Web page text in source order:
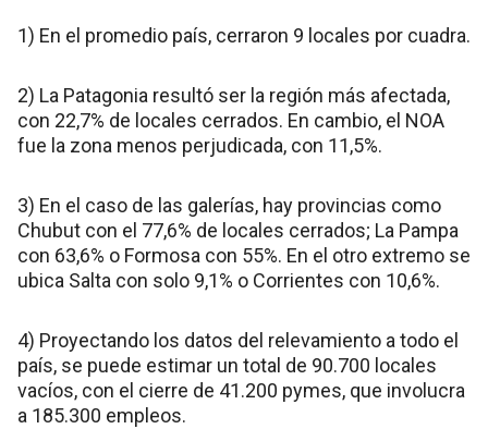
1) En el promedio país, cerraron 9 locales por cuadra.
2) La Patagonia resultó ser la región más afectada,
con 22,7% de locales cerrados. En cambio, el NOA
fue la zona menos perjudicada, con 11,5%.
3) En el caso de las galerías, hay provincias como
Chubut con el 77,6% de locales cerrados; La Pampa
con 63,6% o Formosa con 55%. En el otro extremo se
ubica Salta con solo 9,1% o Corrientes con 10,6%.
4) Proyectando los datos del relevamiento a todo el
país, se puede estimar un total de 90.700 locales
vacíos, con el cierre de 41.200 pymes, que involucra
a 185.300 empleos.